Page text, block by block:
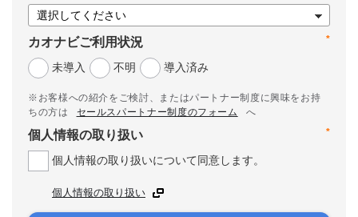
*
カオナビご利用状況
未導入
不明 導入済み
※お客様への紹介をご検討、またはパートナー制度に興味をお持
ちの方は
セールスパートナー制度のフォーム
へ
*
個人情報の取り扱い
個人情報の取り扱いについて同意します。
個人情報の取り扱い